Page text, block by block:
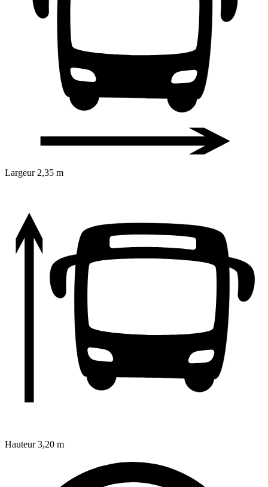
Largeur 2,35 m
Hauteur 3,20 m